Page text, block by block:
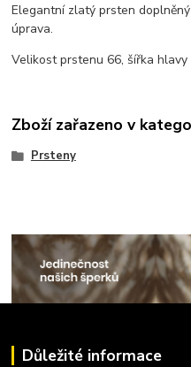
Elegantní zlatý prsten
úprava.
Velikost prstenu 66, šířka hlavy
Zboží zařazeno v
Prsteny
Důležité informace